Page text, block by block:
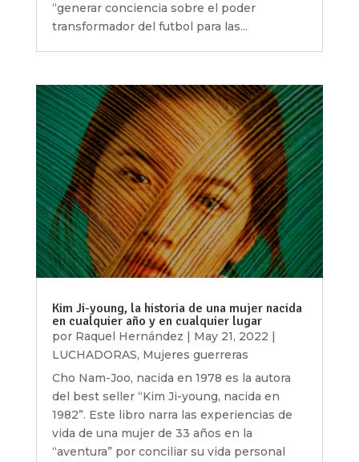
“generar conciencia sobre el poder
transformador del futbol para las...
Kim Ji-young, la historia de una mujer nacida
en cualquier año y en cualquier lugar
por Raquel Hernández | May 21, 2022 |
LUCHADORAS, Mujeres guerreras
Cho Nam-Joo, nacida en 1978 es la autora
del best seller “Kim Ji-young, nacida en
1982”. Este libro narra las experiencias de
vida de una mujer de 33 años en la
“aventura” por conciliar su vida personal